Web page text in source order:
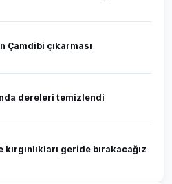
Çamdibi çıkarması
dereleri temizlendi
geride bırakacağız